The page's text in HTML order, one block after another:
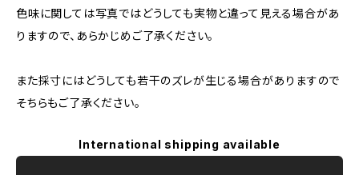
色味に関しては写真ではどうしても実物と違って見える場合があ
りますので、あらかじめご了承ください。
また採寸にはどうしても若干のズレが生じる場合がありますので
そちらもご了承ください。
International shipping available